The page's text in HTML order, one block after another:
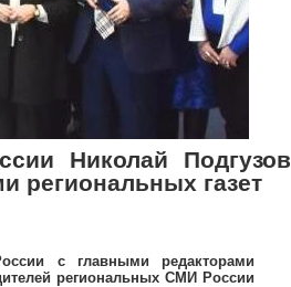
Николай Подгузов
региональных газет
с главными редакторами
региональных СМИ России